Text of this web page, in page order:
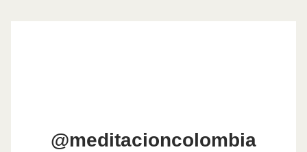
@meditacioncolombia